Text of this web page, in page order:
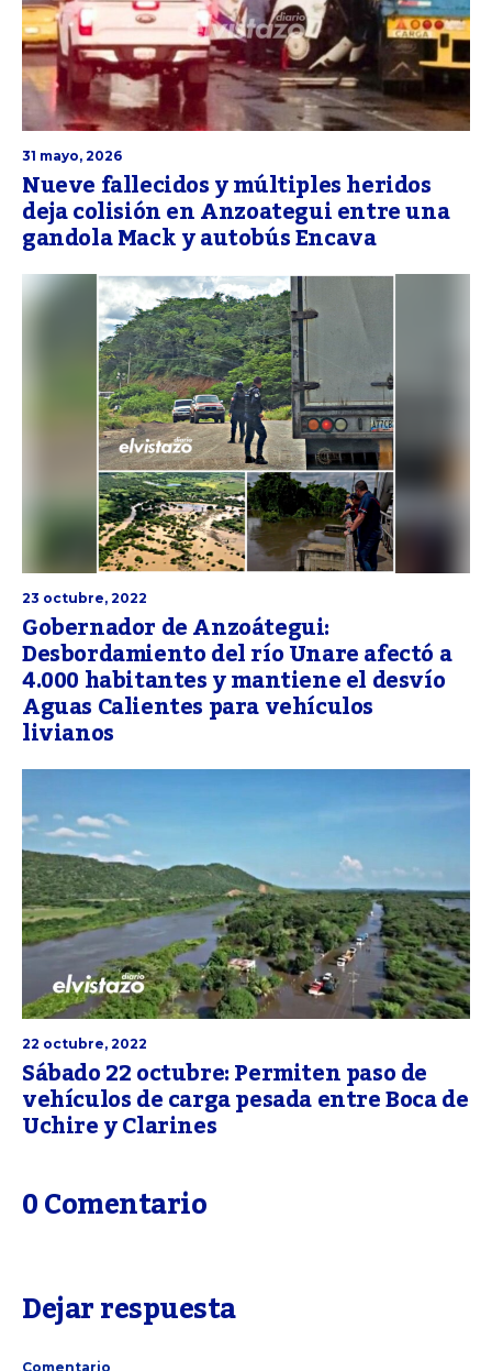
31 mayo, 2026
Nueve fallecidos y múltiples heridos
deja colisión en Anzoategui entre una
gandola Mack y autobús Encava
23 octubre, 2022
Gobernador de Anzoátegui:
Desbordamiento del río Unare afectó a
4.000 habitantes y mantiene el desvío
Aguas Calientes para vehículos
livianos
22 octubre, 2022
Sábado 22 octubre: Permiten paso de
vehículos de carga pesada entre Boca de
Uchire y Clarines
0 Comentario
Dejar respuesta
Comentario